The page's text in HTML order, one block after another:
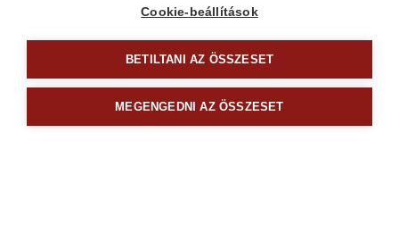
Következő
Cookie-beállítások
BETILTANI AZ ÖSSZESET
MEGENGEDNI AZ ÖSSZESET